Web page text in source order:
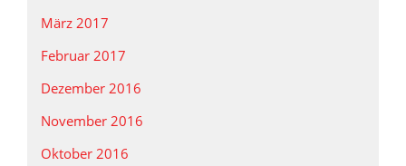
März 2017
Februar 2017
Dezember 2016
November 2016
Oktober 2016